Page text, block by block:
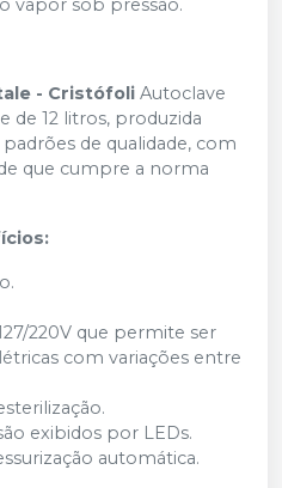
vapor sob pressão.
- Cristófoli Autoclave
de 12 litros, produzida
de qualidade, com
que cumpre a norma
220V que permite ser
com variações entre
exibidos por LEDs.
automática.